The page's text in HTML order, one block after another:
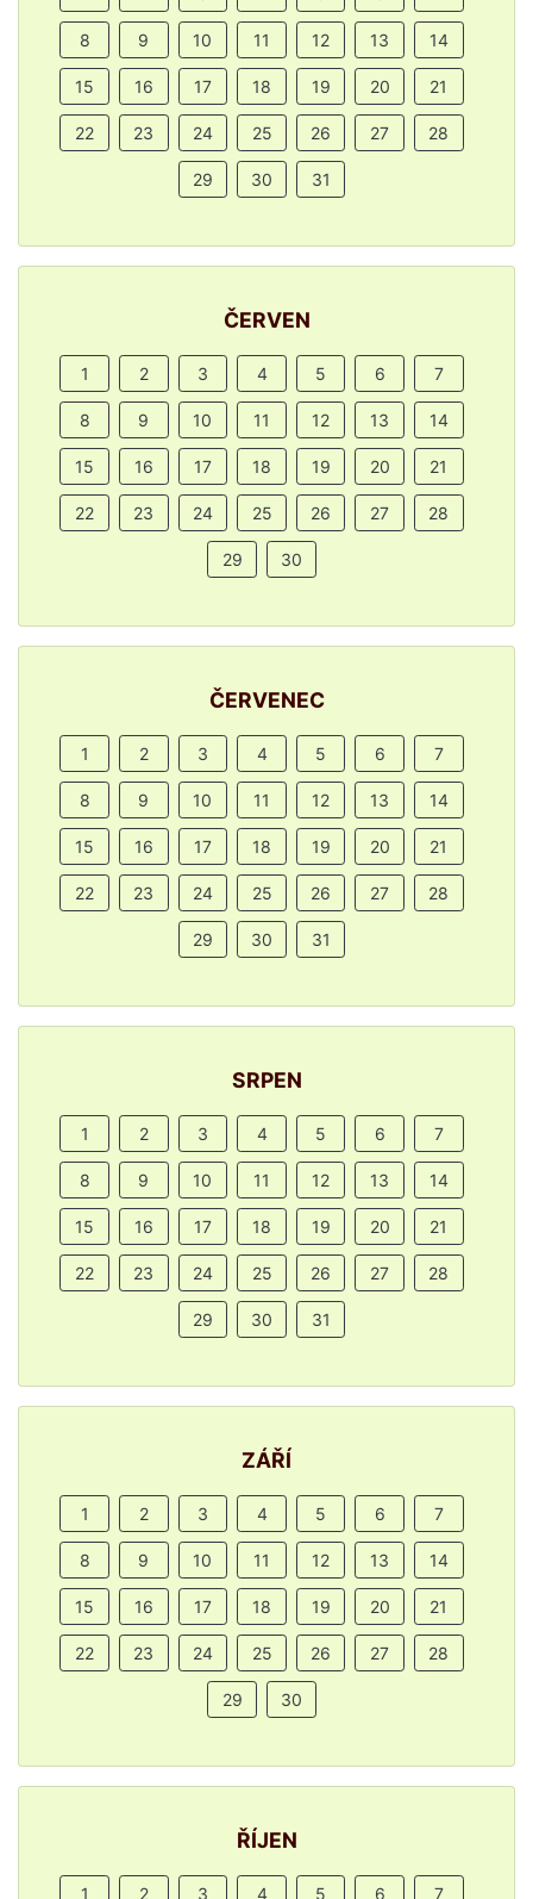
8 9 10 11 12 13 14
15 16 17 18 19 20 21
22 23 24 25 26 27 28
29 30 31
ČERVEN
1 2 3 4 5 6 7
8 9 10 11 12 13 14
15 16 17 18 19 20 21
22 23 24 25 26 27 28
29 30
ČERVENEC
1 2 3 4 5 6 7
8 9 10 11 12 13 14
15 16 17 18 19 20 21
22 23 24 25 26 27 28
29 30 31
SRPEN
1 2 3 4 5 6 7
8 9 10 11 12 13 14
15 16 17 18 19 20 21
22 23 24 25 26 27 28
29 30 31
ZÁŘÍ
1 2 3 4 5 6 7
8 9 10 11 12 13 14
15 16 17 18 19 20 21
22 23 24 25 26 27 28
29 30
ŘÍJEN
1 2 3 4 5 6 7